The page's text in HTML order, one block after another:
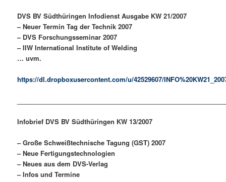
DVS BV Südthüringen Infodienst Ausgabe KW 21/2007
– Neuer Termin Tag der Technik 2007
– DVS Forschungsseminar 2007
– IIW International Institute of Welding
… uvm.
https://dl.dropboxusercontent.com/u/42529607/
Infobrief DVS BV Südthüringen KW 13/2007
– Große Schweißtechnische Tagung (GST) 2007
– Neue Fertigungstechnologien
– Neues aus dem DVS-Verlag
– Infos und Termine